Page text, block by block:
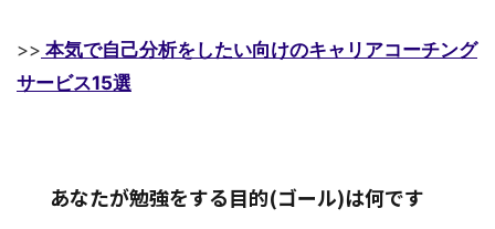
>> 本気で自己分析をしたい向けのキャリアコーチング
サービス15選
あなたが勉強をする目的(ゴール)は何です